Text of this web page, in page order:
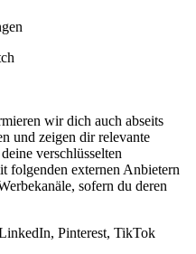
wir dich auch abseits
und zeigen dir relevante
verschlüsselten
folgenden externen Anbietern
sofern du deren
Pinterest, TikTok